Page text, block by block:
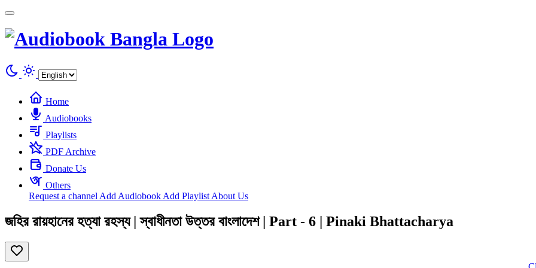
Home
Audiobooks
Playlists
PDF Archive
Donate Us
Others
Request a channel Add Audiobook Add Playlist About Us
জহির রায়হানের হত্যা রহস্য | স্বাধীনতা উত্তর বাংলাদেশ | Part - 6 | Pinaki Bhattacharya